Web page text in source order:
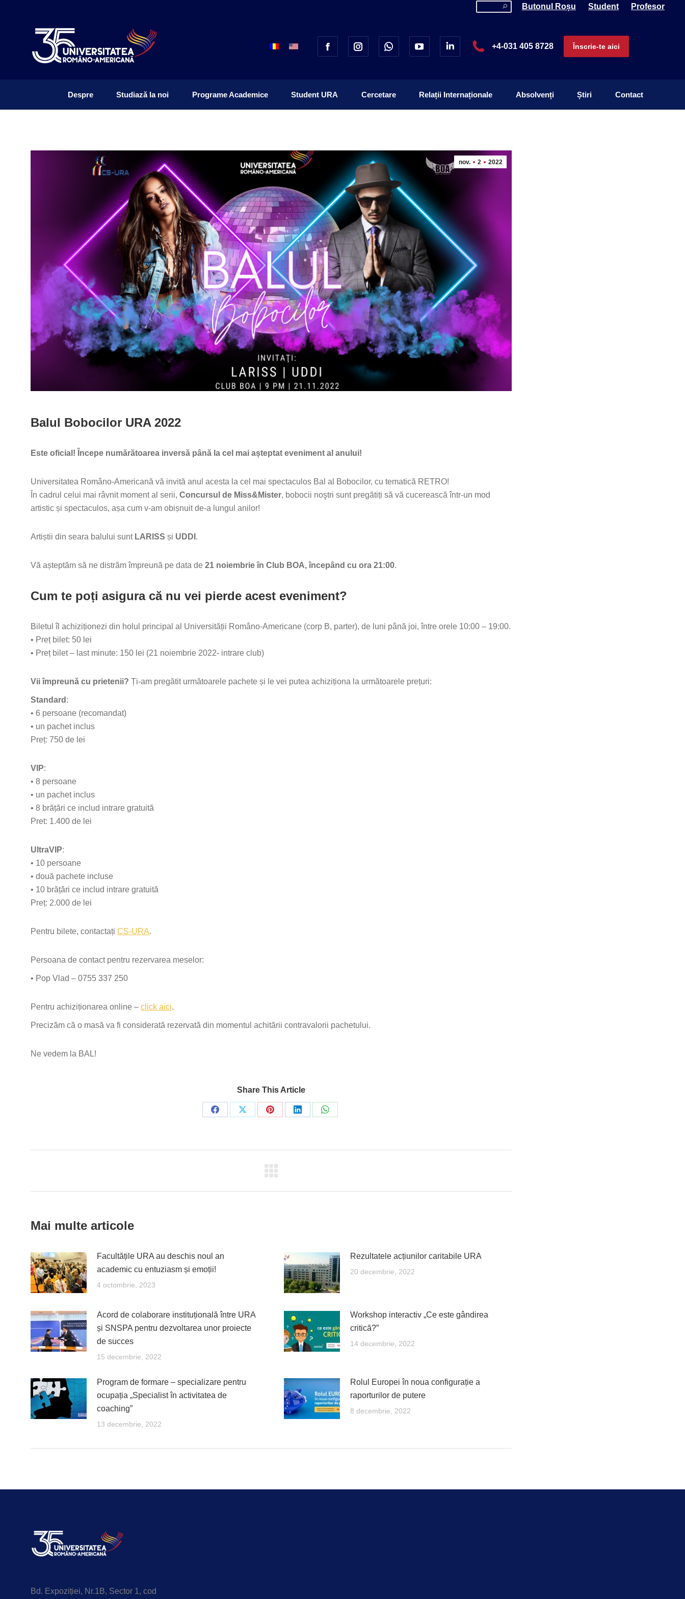
Search: Butonul Roșu Student Profesor
+4-031 405 8728 Înscrie-te aici
Despre Studiază la noi Programe Academice Student URA Cercetare Relații Internaționale Absolvenți Știri Contact
nov. 2 2022
Balul Bobocilor URA 2022
Este oficial! Începe numărătoarea inversă până la cel mai așteptat eveniment al anului!
Universitatea Româno-Americană vă invită anul acesta la cel mai spectaculos Bal al Bobocilor, cu tematică RETRO!
În cadrul celui mai râvnit moment al serii, Concursul de Miss&Mister, bobocii noştri sunt pregătiți să vă cucerească într-un mod
artistic și spectaculos, așa cum v-am obișnuit de-a lungul anilor!
Artiștii din seara balului sunt LARISS și UDDI .
Vă așteptăm să ne distrăm împreună pe data de 21 noiembrie în Club BOA, începând cu ora 21:00.
Cum te poți asigura că nu vei pierde acest eveniment?
Biletul îl achiziționezi din holul principal al Universității Româno-Americane (corp B, parter), de luni până joi, între orele 10:00 – 19:00.
• Preț bilet: 50 lei
• Preț bilet – last minute: 150 lei (21 noiembrie 2022- intrare club)
Vii împreună cu prietenii? Ți-am pregătit următoarele pachete și le vei putea achiziționa la următoarele prețuri:
Standard :
• 6 persoane (recomandat)
• un pachet inclus
Preț: 750 de lei
VIP:
• 8 persoane
• un pachet inclus
• 8 brățări ce includ intrare gratuită
Pret: 1.400 de lei
UltraVIP:
• 10 persoane
• două pachete incluse
• 10 brățări ce includ intrare gratuită
Preț: 2.000 de lei
Pentru bilete, contactați CS-URA.
Persoana de contact pentru rezervarea meselor:
• Pop Vlad – 0755 337 250
Pentru achiziționarea online – click aici.
Precizăm că o masă va fi considerată rezervată din momentul achitării contravalorii pachetului.
Ne vedem la BAL!
Share This Article
Share
Share
Share
Share
Share
Mai multe articole
Facultățile URA au deschis noul an
academic cu entuziasm și emoții!
4 octombrie, 2023
Rezultatele acțiunilor caritabile URA
20 decembrie, 2022
Acord de colaborare instituțională între URA
și SNSPA pentru dezvoltarea unor proiecte
de succes
15 decembrie, 2022
Workshop interactiv „Ce este gândirea
critică?”
14 decembrie, 2022
Program de formare – specializare pentru
ocupația „Specialist în activitatea de
coaching”
13 decembrie, 2022
Rolul Europei în noua configurație a
raporturilor de putere
8 decembrie, 2022
Bd. Expoziției, Nr.1B, Sector 1, cod
Relații Internaționale